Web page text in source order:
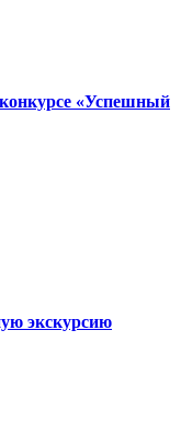
«Успешный
экскурсию